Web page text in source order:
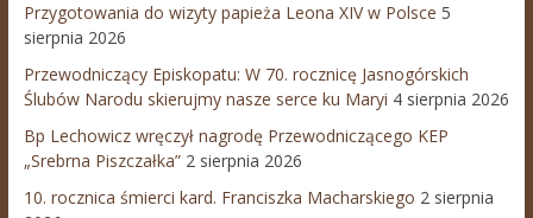
Przygotowania do wizyty papieża Leona XIV w Polsce 5
sierpnia 2026
Przewodniczący Episkopatu: W 70. rocznicę Jasnogórskich
Ślubów Narodu skierujmy nasze serce ku Maryi 4 sierpnia 2026
Bp Lechowicz wręczył nagrodę Przewodniczącego KEP
„Srebrna Piszczałka” 2 sierpnia 2026
10. rocznica śmierci kard. Franciszka Macharskiego 2 sierpnia